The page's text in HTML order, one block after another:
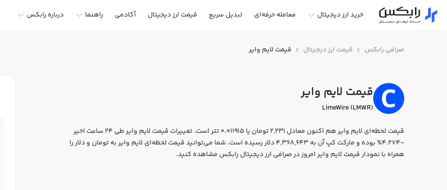
خرید ارز دیجیتال معامله حرفه‌ای تبدیل سریع قیمت ارز دیجیتال آکادمی راهنما درباره رابکس
صرافی رابکس قیمت ارز دیجیتال قیمت لایم وایر
قیمت لایم وایر
LimeWire (LMWR)
قیمت لحظه‌ای لایم وایر هم اکنون معادل 2,231 تومان یا 0.011915 تتر است. تغییرات قیمت لایم وایر طی 24 ساعت اخیر
-4.274% بوده و مارکت کپ آن به 4,368,643 دلار رسیده است. شما می‌توانید قیمت لحظه‌ای لایم وایر به تومان و دلار را
همراه با نمودار قیمت لایم وایر امروز در صرافی ارز دیجیتال رابکس مشاهده کنید.